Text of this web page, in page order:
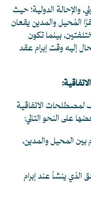
والإحالة الدولية؛ حيث
المُحيل والمدين يقعان
بينما تكون
إليه وقت إبرام عقد
في المادة (5) تعاريف لمصطلحات الاتفاقية
على النحو التالي:
بين المحيل والمدين،
الذي ينشأ عند إبرام